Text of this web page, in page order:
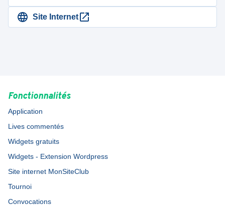
Site Internet
Fonctionnalités
Application
Lives commentés
Widgets gratuits
Widgets - Extension Wordpress
Site internet MonSiteClub
Tournoi
Convocations